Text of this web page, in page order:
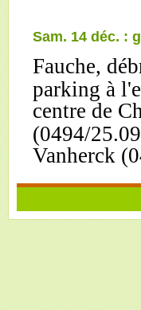
Sam. 14 déc. :
Fauche,
parking à
centre de
(0494/
Vanherck